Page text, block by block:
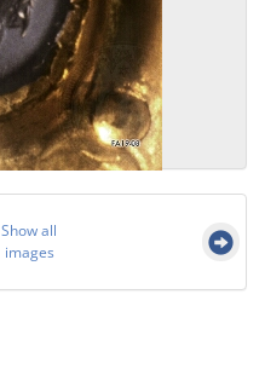
Show all
images